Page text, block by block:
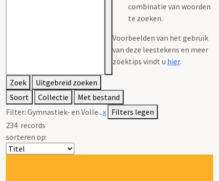
combinatie van woorden
te zoeken.
Voorbeelden van het gebruik
van deze leestekens en meer
zoektips vindt u hier.
Zoek
Uitgebreid zoeken
Soort
Collectie
Met bestand
Filter: Gymnastiek- en Volle...x Filters legen
234 records
sorteren op: